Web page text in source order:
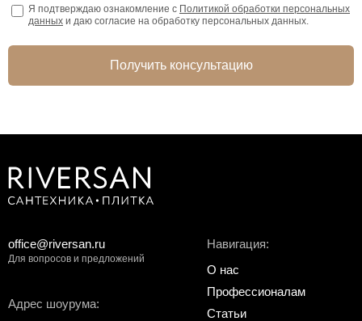
Я подтверждаю ознакомление с Политикой обработки персональных
данных и даю согласие на обработку персональных данных.
Получить консультацию
Адрес шоурума:
Навигация:
О нас
Профессионалам
Статьи
office@riversan.ru
Для вопросов и предложений